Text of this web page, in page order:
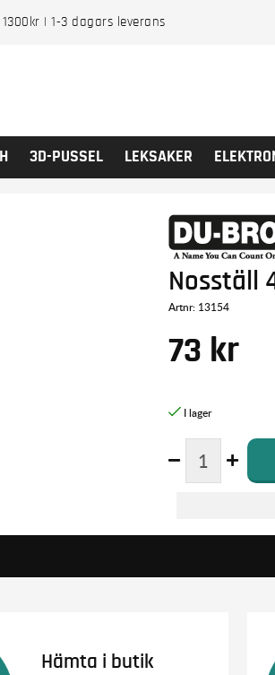
| 1-3 dagars leverans
3D-PUSSEL LEKSAKER
Nosställ
Artnr: 13154
73 kr
Hämta i butik